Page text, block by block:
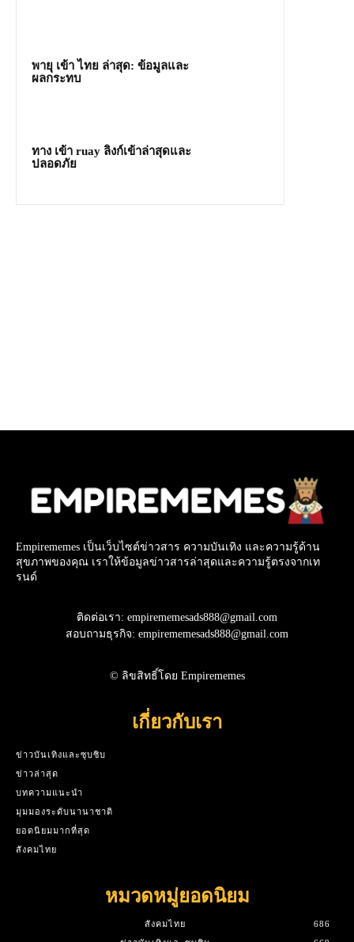
พายุ เข้า ไทย ล่าสุด: ข้อมูลและ
ผลกระทบ
ทาง เข้า ruay ลิงก์เข้าล่าสุดและ
ปลอดภัย
Empirememes เป็นเว็บไซต์ข่าวสาร ความบันเทิง และความรู้ด้าน
สุขภาพของคุณ เราให้ข้อมูลข่าวสารล่าสุดและความรู้ตรงจากเท
รนด์
ติดต่อเรา: empirememesads888@gmail.com
สอบถามธุรกิจ: empirememesads888@gmail.com
© ลิขสิทธิ์โดย Empirememes
เกี่ยวกับเรา
ข่าวบันเทิงและซุบซิบ
ข่าวล่าสุด
บทความแนะนำ
มุมมองระดับนานาชาติ
ยอดนิยมมากที่สุด
สังคมไทย
หมวดหมู่ยอดนิยม
สังคมไทย
686